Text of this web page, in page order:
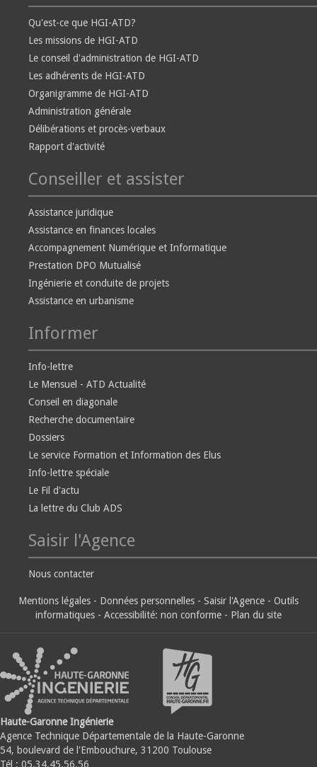
Qu'est-ce que HGI-ATD?
Les missions de HGI-ATD
Le conseil d'administration de HGI-ATD
Les adhérents de HGI-ATD
Organigramme de HGI-ATD
Administration générale
Délibérations et procès-verbaux
Rapport d'activité
Conseiller et assister
Assistance juridique
Assistance en finances locales
Accompagnement Numérique et Informatique
Prestation DPO Mutualisé
Ingénierie et conduite de projets
Assistance en urbanisme
Informer
Info-lettre
Le Mensuel - ATD Actualité
Conseil en diagonale
Recherche documentaire
Dossiers
Le service Formation et Information des Elus
Info-lettre spéciale
Le Fil d'actu
La lettre du Club ADS
Saisir l'Agence
Nous contacter
Mentions légales - Données personnelles - Saisir l'Agence - Outils
informatiques - Accessibilité: non conforme - Plan du site
Haute-Garonne Ingénierie
Agence Technique Départementale de la Haute-Garonne
54, boulevard de l'Embouchure, 31200 Toulouse
Tél : 05.34.45.56.56